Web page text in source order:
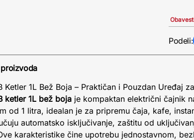
Podeli:
Ketler 1L Bež Boja – Praktičan i Pouzdan Uređaj
ketler 1L bež boja je kompaktan električni čajnik
od 1 litra, idealan je za pripremu čaja, kafe,
automatsko isključivanje, zaštitu od
karakteristike čine upotrebu jednostavnom,